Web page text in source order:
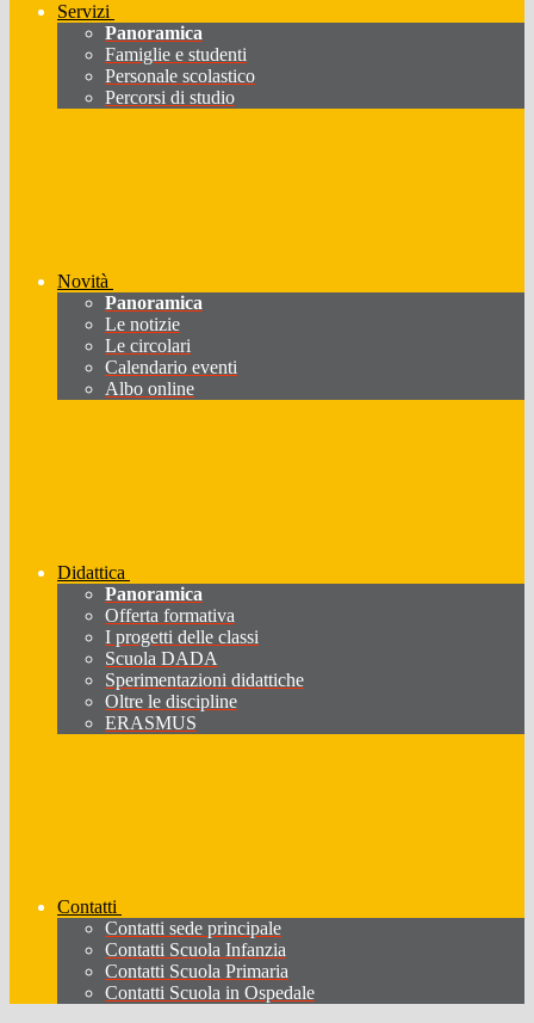
Servizi
Panoramica
Famiglie e studenti
Personale scolastico
Percorsi di studio
Novità
Panoramica
Le notizie
Le circolari
Calendario eventi
Albo online
Didattica
Panoramica
Offerta formativa
I progetti delle classi
Scuola DADA
Sperimentazioni didattiche
Oltre le discipline
ERASMUS
Contatti
Contatti sede principale
Contatti Scuola Infanzia
Contatti Scuola Primaria
Contatti Scuola in Ospedale